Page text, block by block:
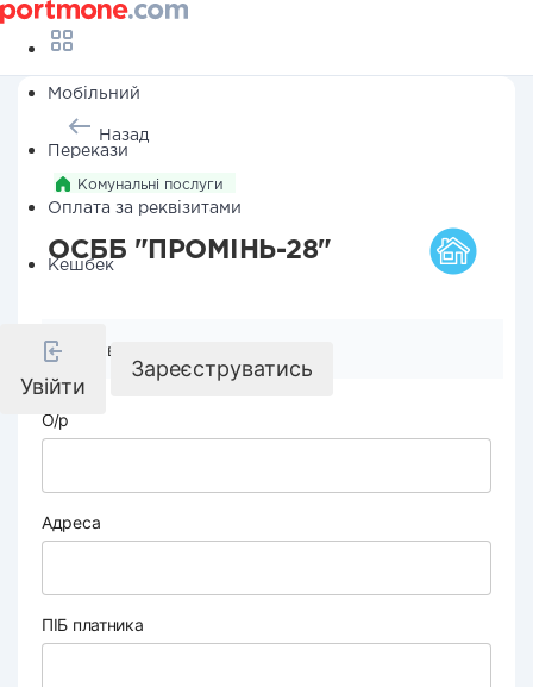
Мобільний
Перекази
Оплата за реквізитами
Кешбек
Увійти
Зареєструватись
Назад
Комунальні послуги
ОСББ "ПРОМІНЬ-28"
Реквізити компанії
О/р
Адреса
ПІБ платника